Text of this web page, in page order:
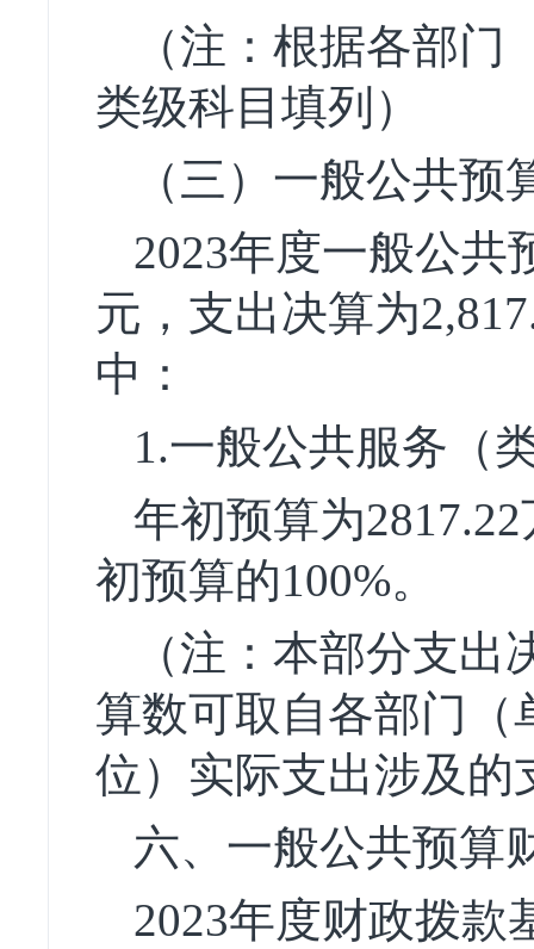
（注：根据各部
类级科目填列）
（三）一般公共
2023年度一般公共
元，支出决算为
中：
1.一般公共服务（
年初预算为
初预算的100%。
（注：本部分支
算数可取自各部门
位）实际支出涉及的
六、一般公共预算
2023年度财政拨款